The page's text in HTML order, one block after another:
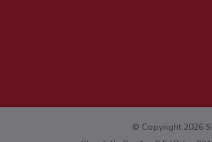
© Copyright 2026